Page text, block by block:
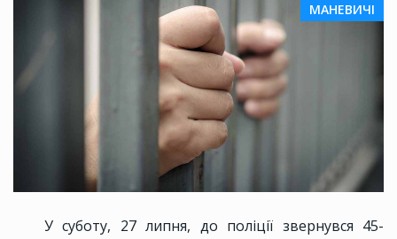
МАНЕВИЧІ
У суботу, 27 липня, до поліції звернувся 45-